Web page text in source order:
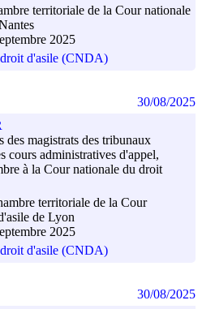
territoriale de la Cour nationale
2025
d'asile (CNDA)
des magistrats des tribunaux
cours administratives d'appel,
à la Cour nationale du droit
territoriale de la Cour
de Lyon
2025
d'asile (CNDA)
30/08/2025
30/08/2025